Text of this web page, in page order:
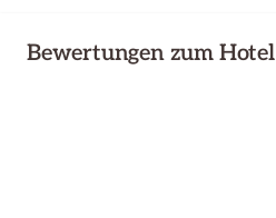
Bewertungen zum Hotel